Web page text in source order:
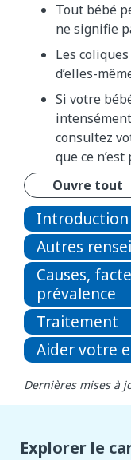
Tout bébé
ne signifie
Les
d’elles-
Si votre
consultez
que ce
Ouvre tout
Introduction
Autres
Causes,
prévalence
Traitement
Aider votre
Dernières mises à
Explorer le